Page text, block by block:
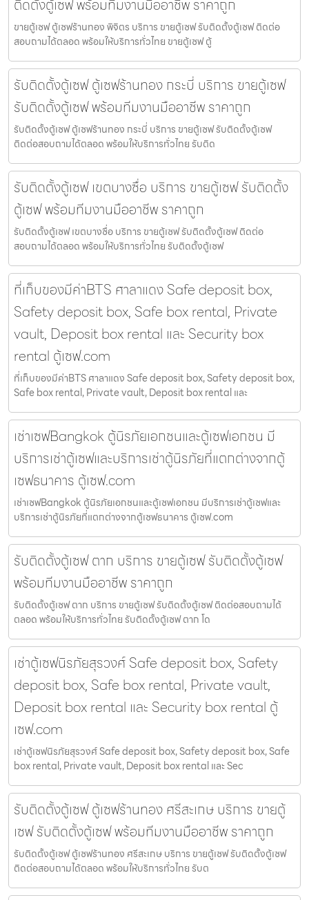
ติดตั้งตู้เซฟ พร้อมทีมงานมืออาชีพ ราคาถูก
ขายตู้เซฟ ตู้เซฟร้านทอง พิจิตร บริการ ขายตู้เซฟ รับติดตั้งตู้เซฟ ติดต่อ
สอบถามได้ตลอด พร้อมให้บริการทั่วไทย ขายตู้เซฟ ตู้
รับติดตั้งตู้เซฟ ตู้เซฟร้านทอง กระบี่ บริการ ขายตู้เซฟ
รับติดตั้งตู้เซฟ พร้อมทีมงานมืออาชีพ ราคาถูก
รับติดตั้งตู้เซฟ ตู้เซฟร้านทอง กระบี่ บริการ ขายตู้เซฟ รับติดตั้งตู้เซฟ
ติดต่อสอบถามได้ตลอด พร้อมให้บริการทั่วไทย รับติด
รับติดตั้งตู้เซฟ เขตบางซื่อ บริการ ขายตู้เซฟ รับติดตั้ง
ตู้เซฟ พร้อมทีมงานมืออาชีพ ราคาถูก
รับติดตั้งตู้เซฟ เขตบางซื่อ บริการ ขายตู้เซฟ รับติดตั้งตู้เซฟ ติดต่อ
สอบถามได้ตลอด พร้อมให้บริการทั่วไทย รับติดตั้งตู้เซฟ
ที่เก็บของมีค่าBTS ศาลาแดง Safe deposit box,
Safety deposit box, Safe box rental, Private
vault, Deposit box rental และ Security box
rental ตู้เซฟ.com
ที่เก็บของมีค่าBTS ศาลาแดง Safe deposit box, Safety deposit box,
Safe box rental, Private vault, Deposit box rental และ
เช่าเซฟBangkok ตู้นิรภัยเอกชนและตู้เซฟเอกชน มี
บริการเช่าตู้เซฟและบริการเช่าตู้นิรภัยที่แตกต่างจากตู้
เซฟธนาคาร ตู้เซฟ.com
เช่าเซฟBangkok ตู้นิรภัยเอกชนและตู้เซฟเอกชน มีบริการเช่าตู้เซฟและ
บริการเช่าตู้นิรภัยที่แตกต่างจากตู้เซฟธนาคาร ตู้เซฟ.com
รับติดตั้งตู้เซฟ ตาก บริการ ขายตู้เซฟ รับติดตั้งตู้เซฟ
พร้อมทีมงานมืออาชีพ ราคาถูก
รับติดตั้งตู้เซฟ ตาก บริการ ขายตู้เซฟ รับติดตั้งตู้เซฟ ติดต่อสอบถามได้
ตลอด พร้อมให้บริการทั่วไทย รับติดตั้งตู้เซฟ ตาก โด
เช่าตู้เซฟนิรภัยสุรวงศ์ Safe deposit box, Safety
deposit box, Safe box rental, Private vault,
Deposit box rental และ Security box rental ตู้
เซฟ.com
เช่าตู้เซฟนิรภัยสุรวงศ์ Safe deposit box, Safety deposit box, Safe
box rental, Private vault, Deposit box rental และ Sec
รับติดตั้งตู้เซฟ ตู้เซฟร้านทอง ศรีสะเกษ บริการ ขายตู้
เซฟ รับติดตั้งตู้เซฟ พร้อมทีมงานมืออาชีพ ราคาถูก
รับติดตั้งตู้เซฟ ตู้เซฟร้านทอง ศรีสะเกษ บริการ ขายตู้เซฟ รับติดตั้งตู้เซฟ
ติดต่อสอบถามได้ตลอด พร้อมให้บริการทั่วไทย รับต